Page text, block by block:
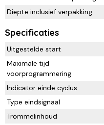
Diepte inclusief verpakking
Specificaties
Uitgestelde start
Maximale tijd
voorprogrammering
Indicator einde cyclus
Type eindsignaal
Trommelinhoud